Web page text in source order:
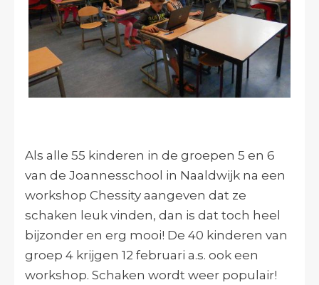
Als alle 55 kinderen in de groepen 5 en 6
van de Joannesschool in Naaldwijk na een
workshop Chessity aangeven dat ze
schaken leuk vinden, dan is dat toch heel
bijzonder en erg mooi! De 40 kinderen van
groep 4 krijgen 12 februari a.s. ook een
workshop. Schaken wordt weer populair!